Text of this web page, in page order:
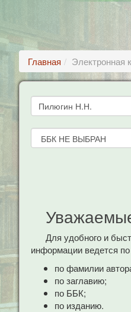
Главная Электронная
Для удобного и
информации ведется
по фамилии
по заглавию;
по ББК;
по изданию.